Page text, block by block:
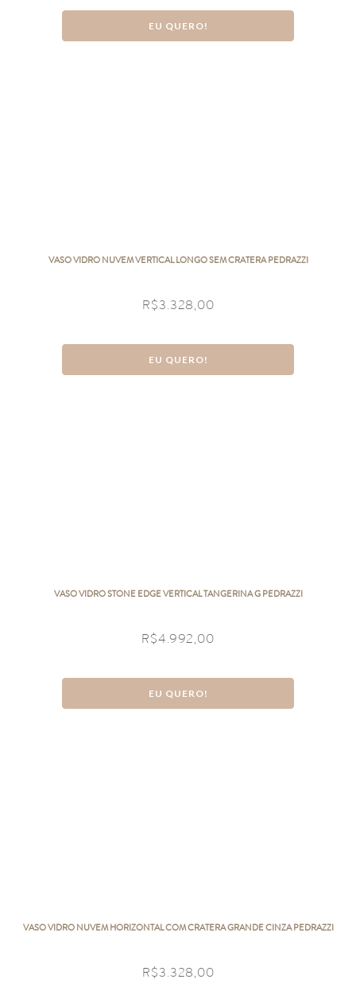
EU QUERO!
VASO VIDRO NUVEM VERTICAL LONGO SEM CRATERA PEDRAZZI
R$3.328,00
EU QUERO!
VASO VIDRO STONE EDGE VERTICAL TANGERINA G PEDRAZZI
R$4.992,00
EU QUERO!
VASO VIDRO NUVEM HORIZONTAL COM CRATERA GRANDE CINZA PEDRAZZI
R$3.328,00